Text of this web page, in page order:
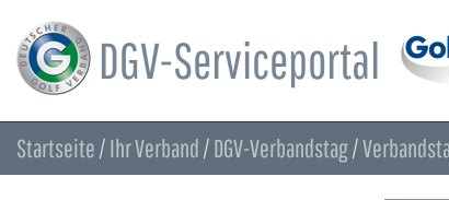
DGV-Serviceportal
Startseite / Ihr Verband / DGV-Verbandstag/